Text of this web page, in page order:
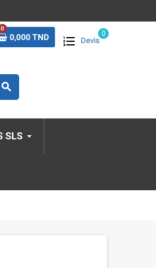
0
0,000 TND Devis
0
search
SLS